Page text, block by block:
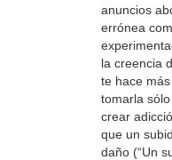
anuncios
errónea
la creencia
te hace más
tomarla
crear
que un
daño (“Un